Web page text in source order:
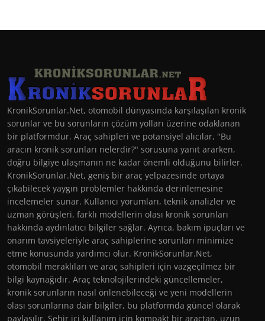
KronikSorunlar.Net, otomobil dünyasında karşılaşılan kronik
sorunlar ve bu sorunların çözüm yolları üzerine odaklanan
bir platformdur. Araç sahipleri ve potansiyel alıcılar, "Bu
aracın kronik sorunları nelerdir?" sorusuna yanıt ararken,
doğru bilgiye ulaşmanın ne kadar önemli olduğunu bilirler.
KronikSorunlar.Net, geniş bir araç yelpazesinde ortaya
çıkabilecek yaygın problemler hakkında derinlemesine
incelemeler sunar. Kullanıcı yorumları, teknik analizler ve
uzman görüşleri, farklı modellerin olası kronik sorunları
hakkında aydınlatıcı bilgiler sağlar. Ayrıca, bakım ipuçları ve
onarım tavsiyeleriyle araç sahiplerine sorunları minimize
etme konusunda yardımcı olur. KronikSorunlar.Net,
otomobil meraklıları ve araç sahipleri için vazgeçilmez bir
bilgi kaynağıdır. Araç teknolojilerindeki güncellemeler,
kronik sorunların nasıl önlenebileceği ve yeni modellerin
olası sorunlarına dair bilgiler, bu platformda güncel olarak
paylaşılır. Şehir içi kullanım için kompakt bir araçtan, uzun